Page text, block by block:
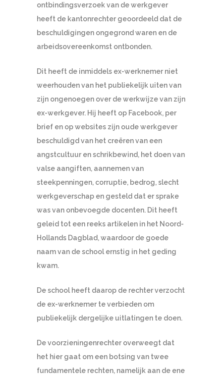
ontbindingsverzoek van de werkgever
heeft de kantonrechter geoordeeld dat de
beschuldigingen ongegrond waren en de
arbeidsovereenkomst ontbonden.
Dit heeft de inmiddels ex-werknemer niet
weerhouden van het publiekelijk uiten van
zijn ongenoegen over de werkwijze van zijn
ex-werkgever. Hij heeft op Facebook, per
brief en op websites zijn oude werkgever
beschuldigd van het creëren van een
angstcultuur en schrikbewind, het doen van
valse aangiften, aannemen van
steekpenningen, corruptie, bedrog, slecht
werkgeverschap en gesteld dat er sprake
was van onbevoegde docenten. Dit heeft
geleid tot een reeks artikelen in het Noord-
Hollands Dagblad, waardoor de goede
naam van de school ernstig in het geding
kwam.
De school heeft daarop de rechter verzocht
de ex-werknemer te verbieden om
publiekelijk dergelijke uitlatingen te doen.
De voorzieningenrechter overweegt dat
het hier gaat om een botsing van twee
fundamentele rechten, namelijk aan de ene